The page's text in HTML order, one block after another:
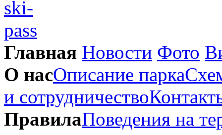
Главная Новости Фото
О насОписание парка
и сотрудничество
ПравилаПоведения на